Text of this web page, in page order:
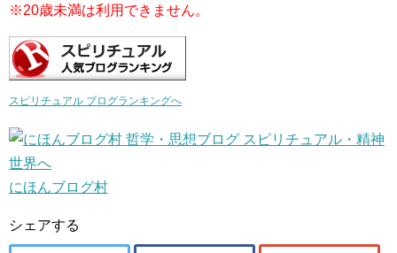
※20歳未満は利用できません。
スピリチュアル ブログランキングへ
にほんブログ村
シェアする